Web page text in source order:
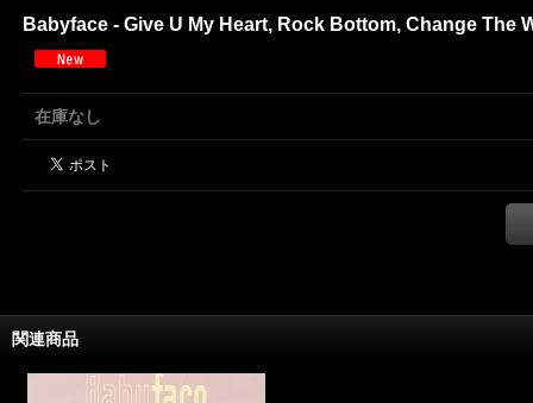
Babyface - Give U My Heart, Rock Bottom, Change The
在庫なし
関連商品